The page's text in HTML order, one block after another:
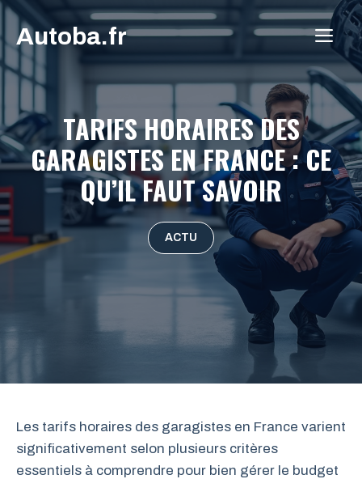
Aller
contenu
Autoba.fr
TARIFS HORAIRES DES
GARAGISTES EN FRANCE : CE
QU’IL FAUT SAVOIR
ACTU
Les tarifs horaires des garagistes en France varient
significativement selon plusieurs critères
essentiels à comprendre pour bien gérer le budget